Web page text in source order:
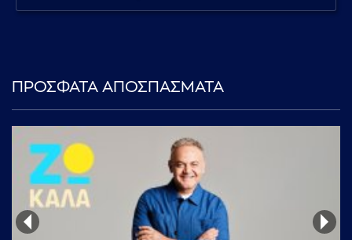
ΠΡΟΣΦΑΤΑ ΑΠΟΣΠΑΣΜΑΤΑ